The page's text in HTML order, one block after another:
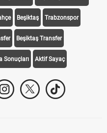
Beşiktaş Trabzonspor
Beşiktaş Transfer
Sonuçları Aktif Sayaç